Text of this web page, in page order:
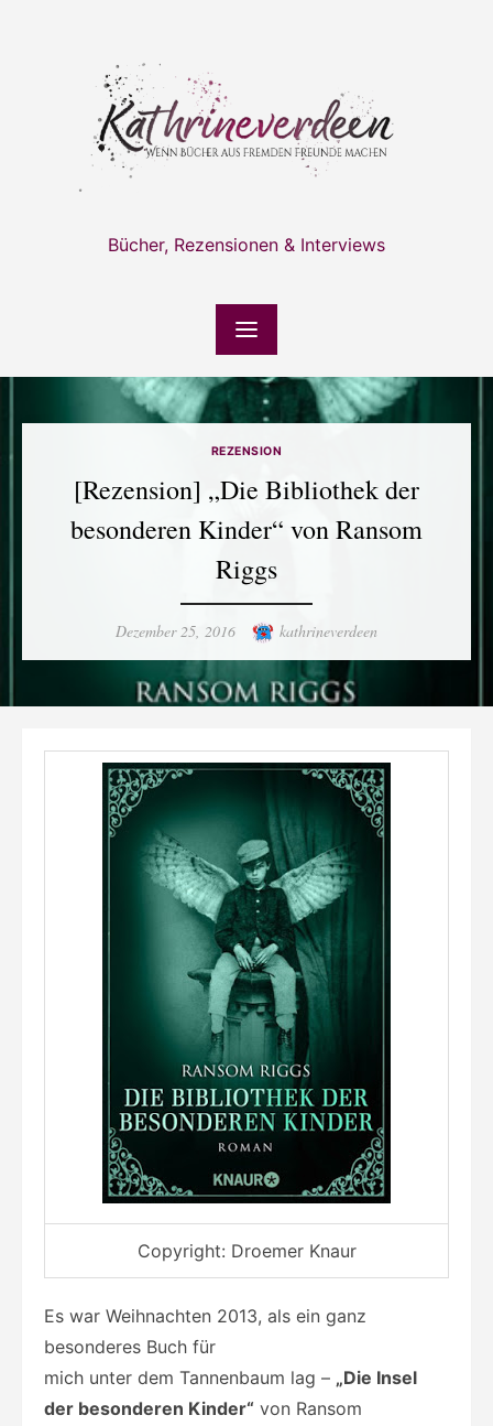
Bücher, Rezensionen & Interviews
REZENSION
[Rezension] „Die Bibliothek der
besonderen Kinder“ von Ransom
Riggs
Posted
Dezember 25, 2016 Author
kathrineverdeen
Copyright: Droemer Knaur
Es war Weihnachten 2013, als ein ganz
besonderes Buch für
mich unter dem Tannenbaum lag – „Die Insel
der besonderen Kinder“ von Ransom